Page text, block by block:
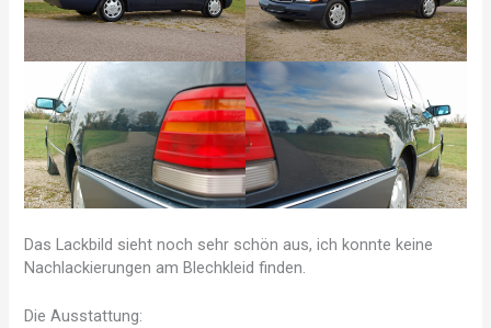
Das Lackbild sieht noch sehr schön aus, ich konnte keine
Nachlackierungen am Blechkleid finden.
Die Ausstattung: